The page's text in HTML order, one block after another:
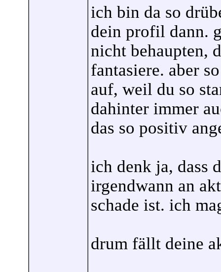
ich bin da so
dein profil dann.
nicht behaupten,
fantasiere. aber
auf, weil du so
dahinter immer
das so positiv
ich denk ja, dass
irgendwann an
schade ist. ich
drum fällt deine